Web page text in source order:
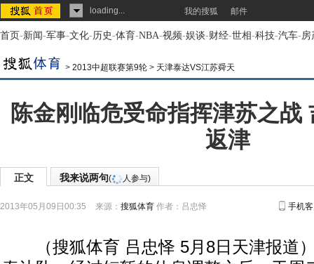
loading... 我的搜狐 邮件
首页-新闻-军事-文化-历史-体育-NBA-视频-娱谈-财经-世相-科技-汽车-房
> 2013中超联赛第9轮 > 天津泰达VS江苏舜天
陈金刚临危受命指挥津苏之战
返津
正文 我来说两句( 人参与)
2013年05月09日00:35 来源： 搜狐体育 作者：吕忠怿 手机
（搜狐体育 吕忠怿 5月8日天津报道